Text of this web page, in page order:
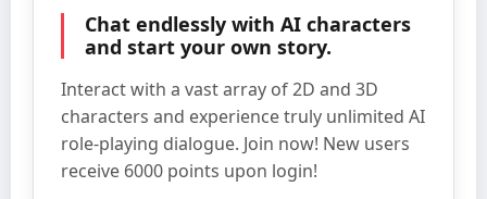
Chat endlessly with AI characters
and start your own story.
Interact with a vast array of 2D and 3D
characters and experience truly unlimited AI
role-playing dialogue. Join now! New users
receive 6000 points upon login!